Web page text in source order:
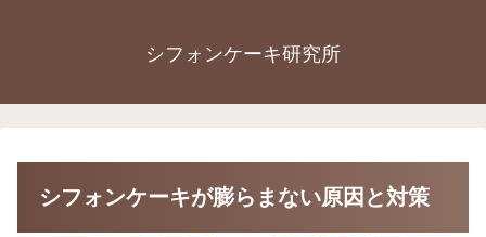
シフォンケーキ研究所
シフォンケーキが膨らまない原因と対策